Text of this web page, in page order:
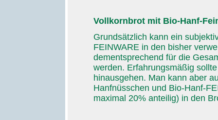
Vollkornbrot mit Bio-Hanf-
Grundsätzlich kann ein
FEINWARE in den bisher
dementsprechend für die
werden. Erfahrungsmäßig
hinausgehen. Man kann aber
Hanfnüsschen und Bio-Hanf-
maximal 20% anteilig) in den